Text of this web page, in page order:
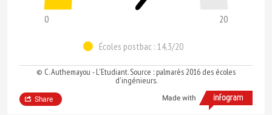
0 20
Écoles postbac : 14,3/20
© C. Authemayou - L'Etudiant. Source : palmarès 2016 des écoles
d'ingénieurs.
Made with
Share